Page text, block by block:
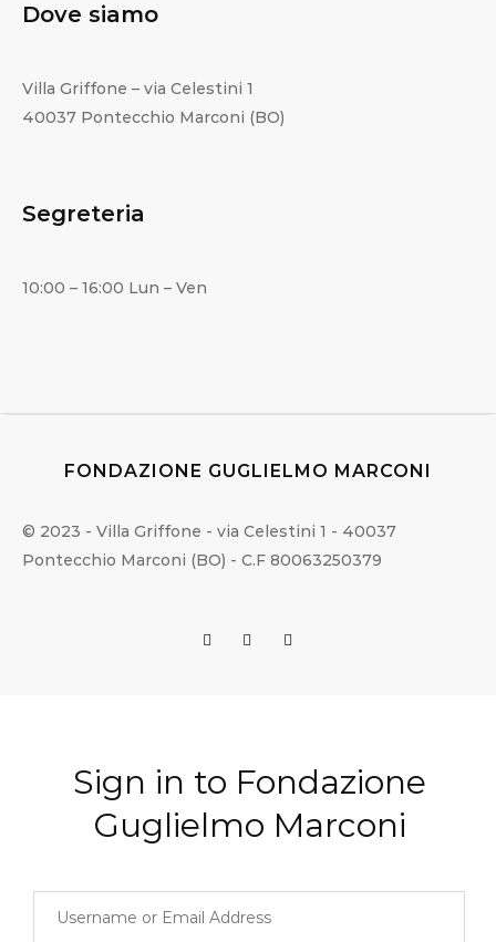
Dove siamo
Villa Griffone – via Celestini 1
40037 Pontecchio Marconi (BO)
Segreteria
10:00 – 16:00 Lun – Ven
FONDAZIONE GUGLIELMO MARCONI
© 2023 - Villa Griffone - via Celestini 1 - 40037
Pontecchio Marconi (BO) - C.F 80063250379
Sign in to Fondazione
Guglielmo Marconi